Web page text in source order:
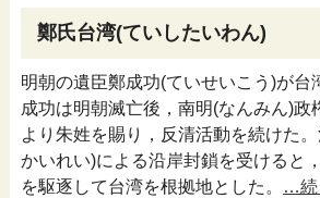
鄭氏台湾(ていしたいわん)
明朝の遺臣鄭成功(ていせいこう)が台
成功は明朝滅亡後，南明(なんみん)政
より朱姓を賜り，反清活動を続けた
かいれい)による沿岸封鎖を受けると
を駆逐して台湾を根拠地とした。
…続